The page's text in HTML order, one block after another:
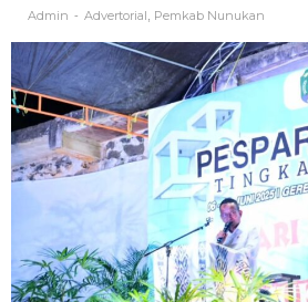
Admin - Advertorial Pemkab Nunukan